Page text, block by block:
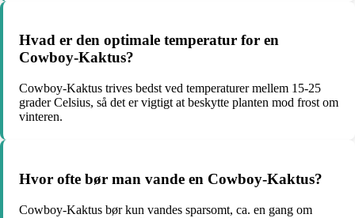
Hvad er den optimale temperatur for en
Cowboy-Kaktus?
Cowboy-Kaktus trives bedst ved temperaturer mellem 15-25
grader Celsius, så det er vigtigt at beskytte planten mod frost om
vinteren.
Hvor ofte bør man vande en Cowboy-Kaktus?
Cowboy-Kaktus bør kun vandes sparsomt, ca. en gang om